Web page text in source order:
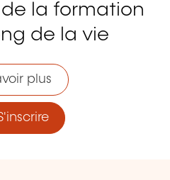
la formation
de la vie
plus